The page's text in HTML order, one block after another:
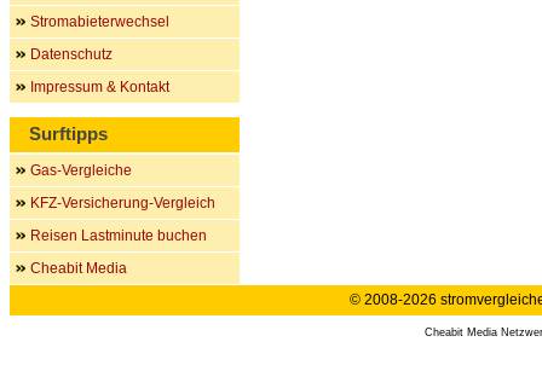
Stromabieterwechsel
Datenschutz
Impressum & Kontakt
Surftipps
Gas-Vergleiche
KFZ-Versicherung-Vergleich
Reisen Lastminute buchen
Cheabit Media
© 2008-2026
Cheabit Media